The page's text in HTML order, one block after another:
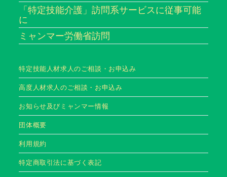
「特定技能介護」訪問系サービスに従事可能
に
ミャンマー労働省訪問
特定技能人材求人のご相談・お申込み
高度人材求人のご相談・お申込み
お知らせ及びミャンマー情報
団体概要
利用規約
特定商取引法に基づく表記